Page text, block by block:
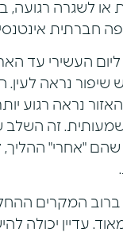
לשגרה רגועה,
חברתית
ליום העשירי עד
שיפור נראה לעין.
האזור נראה רגוע
זה
שהם "אחרי"
ברוב המקרים
עדיין יכולה